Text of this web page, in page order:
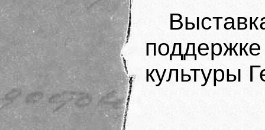
культуры